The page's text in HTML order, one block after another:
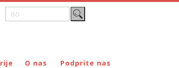
O nas Podprite nas